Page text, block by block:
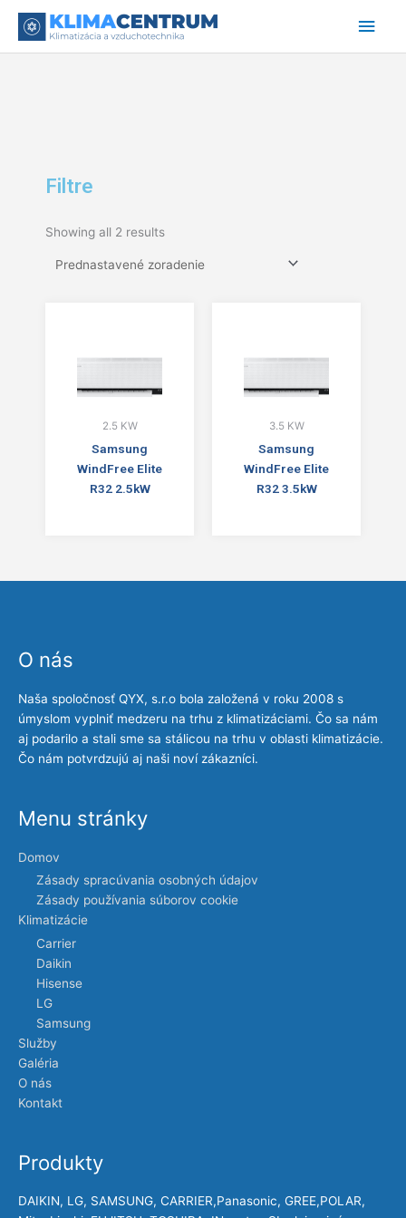
Filtre
Showing all 2 results
2.5 KW
Samsung
WindFree Elite
R32 2.5kW
3.5 KW
Samsung
WindFree Elite
R32 3.5kW
O nás
Naša spoločnosť QYX, s.r.o bola založená v roku 2008 s
úmyslom vyplniť medzeru na trhu z klimatizáciami. Čo sa nám
aj podarilo a stali sme sa stálicou na trhu v oblasti klimatizácie.
Čo nám potvrdzujú aj naši noví zákazníci.
Menu stránky
Domov
Zásady spracúvania osobných údajov
Zásady používania súborov cookie
Klimatizácie
Carrier
Daikin
Hisense
LG
Samsung
Služby
Galéria
O nás
Kontakt
Produkty
DAIKIN, LG, SAMSUNG, CARRIER,Panasonic, GREE,POLAR,